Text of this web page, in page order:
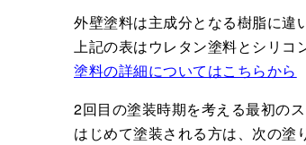
外壁塗料は主成分となる樹脂に違
上記の表はウレタン塗料とシリコ
塗料の詳細についてはこちらから
2回目の塗装時期を考える最初のス
はじめて塗装される方は、次の塗